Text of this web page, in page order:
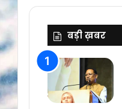
बड़ी ख़बर